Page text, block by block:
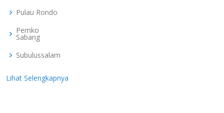
Pulau Rondo
Pemko
Sabang
Subulussalam
Lihat Selengkapnya